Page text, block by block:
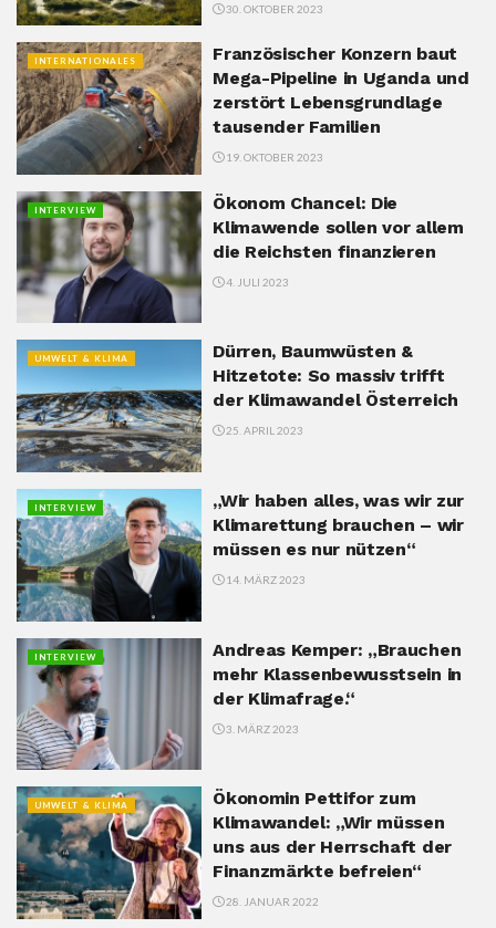
30. OKTOBER 2023
INTERNATIONALES
Französischer Konzern baut
Mega-Pipeline in Uganda und
zerstört Lebensgrundlage
tausender Familien
19. OKTOBER 2023
INTERVIEW
Ökonom Chancel: Die
Klimawende sollen vor allem
die Reichsten finanzieren
4. JULI 2023
UMWELT & KLIMA
Dürren, Baumwüsten &
Hitzetote: So massiv trifft
der Klimawandel Österreich
25. APRIL 2023
INTERVIEW
„Wir haben alles, was wir zur
Klimarettung brauchen – wir
müssen es nur nützen“
14. MÄRZ 2023
INTERVIEW
Andreas Kemper: „Brauchen
mehr Klassenbewusstsein in
der Klimafrage.“
3. MÄRZ 2023
UMWELT & KLIMA
Ökonomin Pettifor zum
Klimawandel: „Wir müssen
uns aus der Herrschaft der
Finanzmärkte befreien“
28. JANUAR 2022